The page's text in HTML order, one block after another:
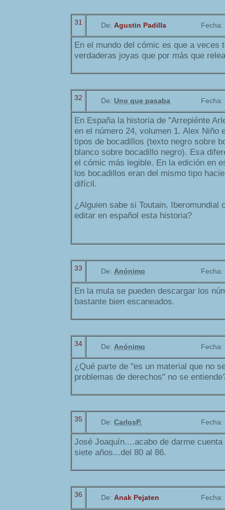
31 De: Agustin Padilla Fecha:
En el mundo del cómic es que a veces
verdaderas joyas que por más que
32 De: Uno que pasaba Fecha:
En España la historia de "Arrepiénte
en el número 24, volumen 1. Alex Niño
tipos de bocadillos (texto negro sobre
blanco sobre bocadillo negro). Esa
el cómic más legible. En la edición en
los bocadillos eran del mismo tipo
difícil.
¿Alguien sabe si Toutain, Iberomundial
editar en español esta historia?
33 De: Anónimo Fecha:
En la mula se pueden descargar los
bastante bien escaneados.
34 De: Anónimo Fecha:
¿Qué parte de "es un material que no
problemas de derechos" no se
35 De: CarlosP. Fecha:
José Joaquín....acabo de darme
siete años...del 80 al 86.
36 De: Anak Pejaten Fecha: